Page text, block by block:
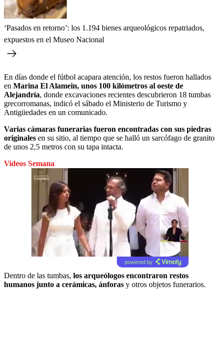
‘Pasados en retorno’: los 1.194 bienes arqueológicos repatriados,
expuestos en el Museo Nacional
En días donde el fútbol acapara atención, los restos fueron hallados
en Marina El Alamein, unos 100 kilómetros al oeste de
Alejandría, donde excavaciones recientes descubrieron 18 tumbas
grecorromanas, indicó el sábado el Ministerio de Turismo y
Antigüedades en un comunicado.
Varias cámaras funerarias fueron encontradas con sus piedras
originales en su sitio, al tiempo que se halló un sarcófago de granito
de unos 2,5 metros con su tapa intacta.
Videos Semana
powered by
Dentro de las tumbas, los arqueólogos encontraron restos
humanos junto a cerámicas, ánforas y otros objetos funerarios.